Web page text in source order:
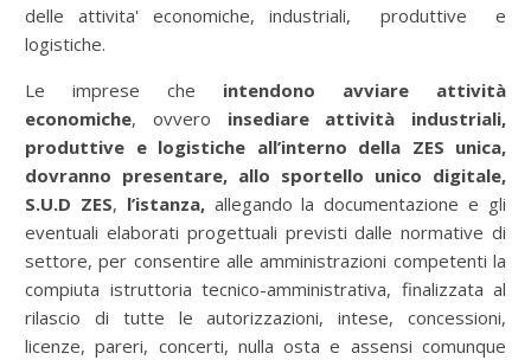
delle attivita' economiche, industriali, produttive e
logistiche.
Le imprese che intendono avviare attività
economiche, ovvero insediare attività industriali,
produttive e logistiche all’interno della ZES unica,
dovranno presentare, allo sportello unico digitale,
S.U.D ZES, l’istanza, allegando la documentazione e gli
eventuali elaborati progettuali previsti dalle normative di
settore, per consentire alle amministrazioni competenti la
compiuta istruttoria tecnico-amministrativa, finalizzata al
rilascio di tutte le autorizzazioni, intese, concessioni,
licenze, pareri, concerti, nulla osta e assensi comunque